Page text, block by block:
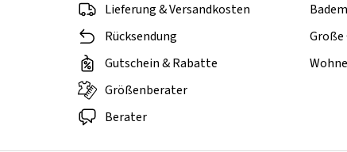
Lieferung & Versandkosten
Rücksendung
Gutschein & Rabatte
Größenberater
Berater
Große